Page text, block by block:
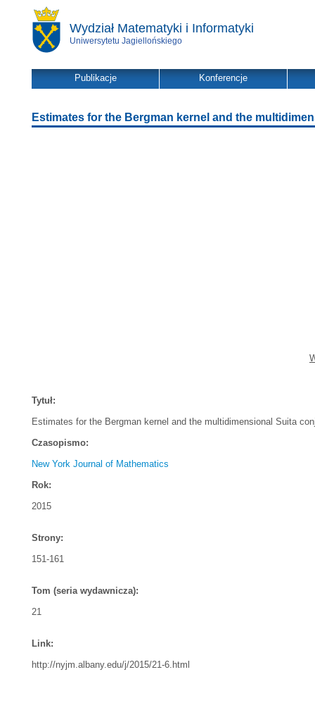
Wydział Matematyki i Informatyki
Uniwersytetu Jagiellońskiego
Publikacje Konferencje
Estimates for the Bergman kernel and the
Tytuł:
Estimates for the Bergman kernel and the multidimensional Suita
Czasopismo:
New York Journal of Mathematics
Rok:
2015
Strony:
151-161
Tom (seria wydawnicza):
21
Link:
http://nyjm.albany.edu/j/2015/21-6.html